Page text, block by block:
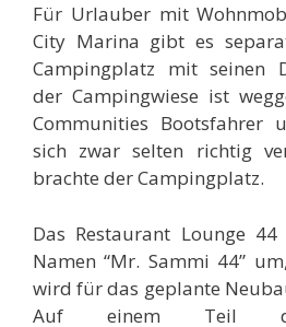
Für Urlauber mit
City Marina gibt es
Campingplatz mit seinen
der Campingwiese ist
Communities Bootsfahrer
sich zwar selten richtig
brachte der Campingplatz.
Das Restaurant Lounge
Namen “Mr. Sammi 44”
wird für das geplante
Auf einem Teil